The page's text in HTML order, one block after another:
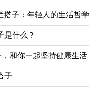
搭子：年轻人的生活哲学
是什么？
和你一起坚持健康生活
子